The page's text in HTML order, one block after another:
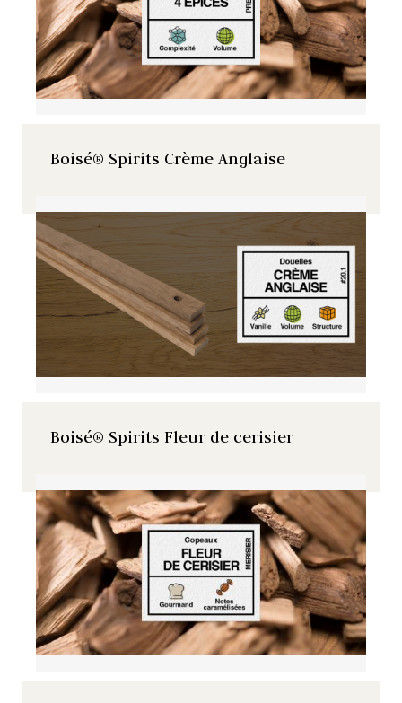
Boisé® Spirits Crème Anglaise
Boisé® Spirits Fleur de cerisier